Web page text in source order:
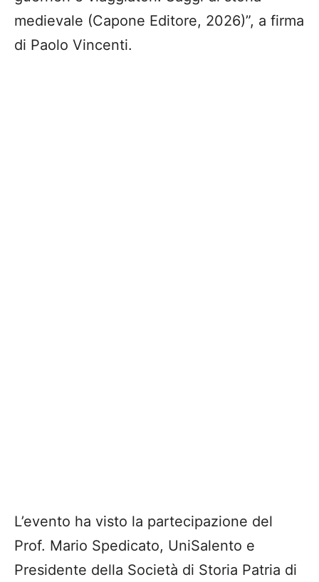
medievale (Capone Editore, 2026)”, a firma
di Paolo Vincenti.
L’evento ha visto la partecipazione del
Prof. Mario Spedicato, UniSalento e
Presidente della Società di Storia Patria di